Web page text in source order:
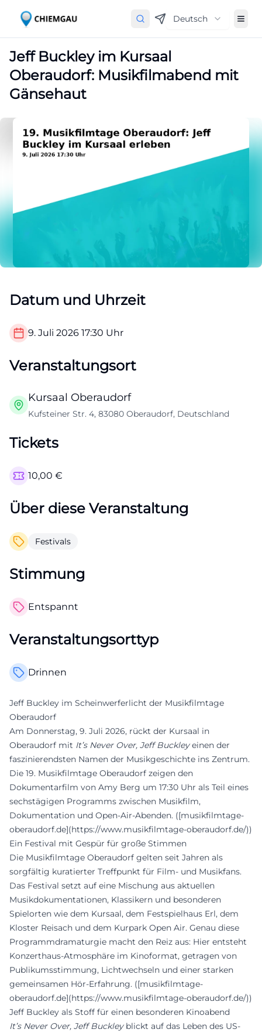
Deutsch
Jeff Buckley im Kursaal
Oberaudorf: Musikfilmabend mit
Gänsehaut
Datum und Uhrzeit
9. Juli 2026 17:30 Uhr
Veranstaltungsort
Kursaal Oberaudorf
Kufsteiner Str. 4, 83080 Oberaudorf, Deutschland
Tickets
10,00 €
Über diese Veranstaltung
Festivals
Stimmung
Entspannt
Veranstaltungsorttyp
Drinnen
Jeff Buckley im Scheinwerferlicht der Musikfilmtage
Oberaudorf
Am Donnerstag, 9. Juli 2026, rückt der Kursaal in
Oberaudorf mit It’s Never Over, Jeff Buckleyeinen der
faszinierendsten Namen der Musikgeschichte ins Zentrum.
Die 19. Musikfilmtage Oberaudorf zeigen den
Dokumentarfilm von Amy Berg um 17:30 Uhr als Teil eines
sechstägigen Programms zwischen Musikfilm,
Dokumentation und Open-Air-Abenden. ([musikfilmtage-
oberaudorf.de](https://www.musikfilmtage-oberaudorf.de/))
Ein Festival mit Gespür für große Stimmen
Die Musikfilmtage Oberaudorf gelten seit Jahren als
sorgfältig kuratierter Treffpunkt für Film- und Musikfans.
Das Festival setzt auf eine Mischung aus aktuellen
Musikdokumentationen, Klassikern und besonderen
Spielorten wie dem Kursaal, dem Festspielhaus Erl, dem
Kloster Reisach und dem Kurpark Open Air. Genau diese
Programmdramaturgie macht den Reiz aus: Hier entsteht
Konzerthaus-Atmosphäre im Kinoformat, getragen von
Publikumsstimmung, Lichtwechseln und einer starken
gemeinsamen Hör-Erfahrung. ([musikfilmtage-
oberaudorf.de](https://www.musikfilmtage-oberaudorf.de/))
Jeff Buckley als Stoff für einen besonderen Kinoabend
It’s Never Over, Jeff Buckleyblickt auf das Leben des US-